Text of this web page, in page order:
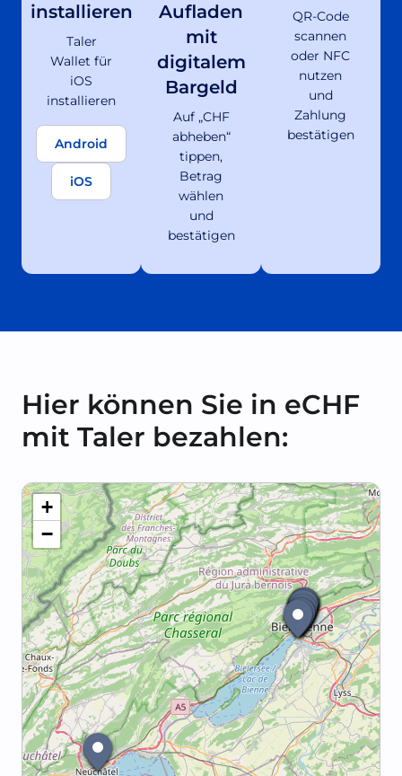
installieren
Taler
Wallet für
iOS
installieren
Android
iOS
Aufladen
mit
digitalem
Bargeld
Auf „CHF
abheben“
tippen,
Betrag
wählen
und
bestätigen
QR-Code
scannen
oder NFC
nutzen
und
Zahlung
bestätigen
Hier können Sie in eCHF
mit Taler bezahlen:
+
−